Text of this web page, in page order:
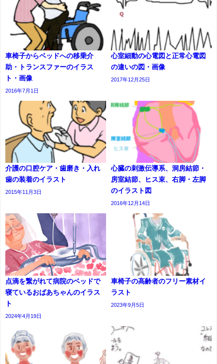
車椅子からベッドへの移乗介
助・トランスファーのイラス
ト・画像
2016年7月1日
心室細動の心電図と正常心電図
の違いの図・画像
2017年12月25日
介護の口腔ケア・歯磨き・入れ
歯の装着のイラスト
2015年11月3日
心臓の刺激伝導系、洞房結節・
房室結節、ヒス束、右脚・左脚
のイラスト図
2016年12月14日
点滴を繋がれて病院のベッドで
寝ているおばあちゃんのイラス
ト
2024年4月19日
車椅子の高齢者のフリー素材イ
ラスト
2023年9月5日